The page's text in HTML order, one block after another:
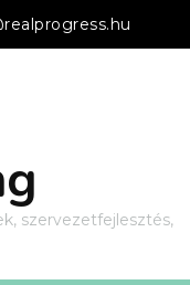
szervezetfejlesztés,